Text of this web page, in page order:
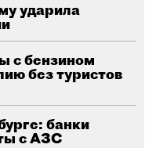
ударила
с бензином
без туристов
банки
с АЗС